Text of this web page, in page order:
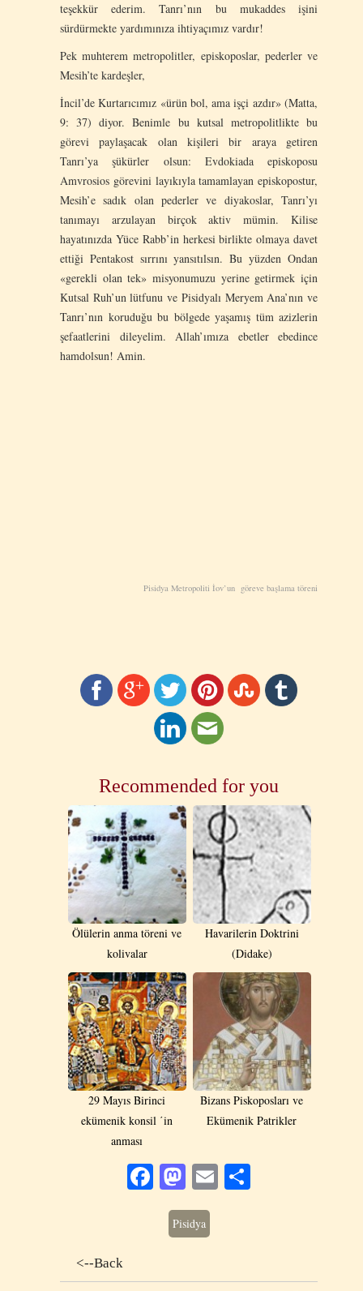
teşekkür ederim. Tanrı’nın bu mukaddes işini
sürdürmekte yardımınıza ihtiyaçımız vardır!
Pek muhterem metropolitler, episkoposlar, pederler ve
Mesih’te kardeşler,
İncil’de Kurtarıcımız «ürün bol, ama işçi azdır» (Matta,
9: 37) diyor. Benimle bu kutsal metropolitlikte bu
görevi paylaşacak olan kişileri bir araya getiren
Tanrı’ya şükürler olsun: Evdokiada episkoposu
Amvrosios görevini layıkıyla tamamlayan episkopostur,
Mesih’e sadık olan pederler ve diyakoslar, Tanrı’yı
tanımayı arzulayan birçok aktiv mümin. Kilise
hayatınızda Yüce Rabb’in herkesi birlikte olmaya davet
ettiği Pentakost sırrını yansıtılsın. Bu yüzden Ondan
«gerekli olan tek» misyonumuzu yerine getirmek için
Kutsal Ruh’un lütfunu ve Pisidyalı Meryem Ana’nın ve
Tanrı’nın koruduğu bu bölgede yaşamış tüm azizlerin
şefaatlerini dileyelim. Allah’ımıza ebetler ebedince
hamdolsun! Amin.
Pisidya Metropoliti İov’un göreve başlama töreni
Recommended for you
Ölülerin anma töreni ve
kolivalar
Havarilerin Doktrini
(Didake)
29 Mayıs Birinci
ekümenik konsil ΄in
anması
Bizans Piskoposları ve
Ekümenik Patrikler
Facebook
Mastodon
Email
Pisidya
<--Back